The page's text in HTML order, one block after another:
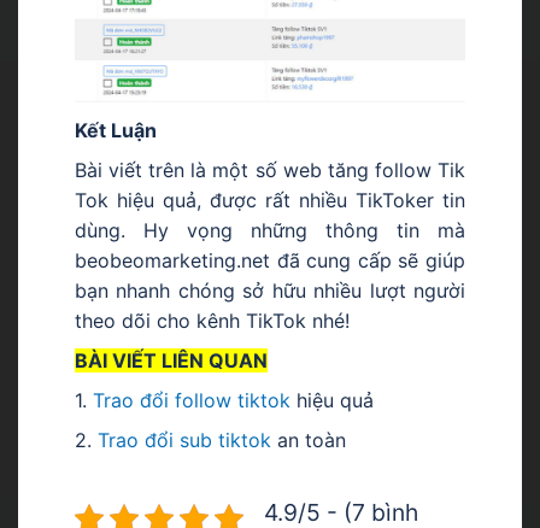
Kết Luận
Bài viết trên là một số web tăng follow Tik
Tok hiệu quả, được rất nhiều TikToker tin
dùng. Hy vọng những thông tin mà
beobeomarketing.net đã cung cấp sẽ giúp
bạn nhanh chóng sở hữu nhiều lượt người
theo dõi cho kênh TikTok nhé!
BÀI VIẾT LIÊN QUAN
1. Trao đổi follow tiktok hiệu quả
2. Trao đổi sub tiktok an toàn
4.9/5 - (7 bình